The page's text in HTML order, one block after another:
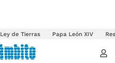
Ley de Tierras Papa León XIV